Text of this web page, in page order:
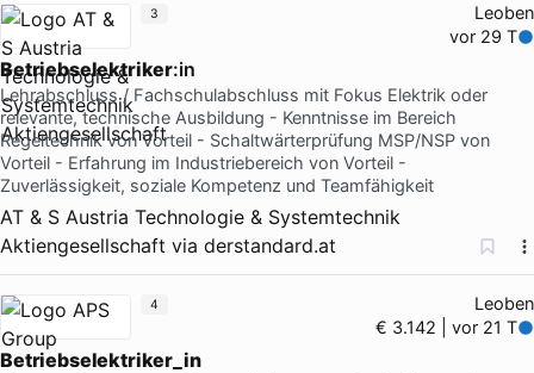
Leoben
vor 29 T
Betriebselektriker:in
Lehrabschluss / Fachschulabschluss mit Fokus Elektrik oder
relevante, technische Ausbildung - Kenntnisse im Bereich
Regeltechnik von Vorteil - Schaltwärterprüfung MSP/NSP von
Vorteil - Erfahrung im Industriebereich von Vorteil -
Zuverlässigkeit, soziale Kompetenz und Teamfähigkeit
AT & S Austria Technologie & Systemtechnik
Aktiengesellschaft via derstandard.at
3
Leoben
€ 3.142 | vor 21 T
Betriebselektriker_in
4